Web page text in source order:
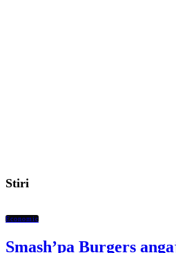
Stiri
Economic
Smash’pa Burgers